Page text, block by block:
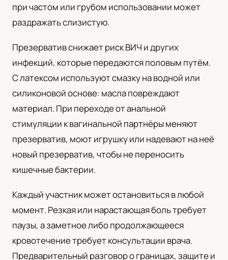
при частом или грубом использовании может
раздражать слизистую.
Презерватив снижает риск ВИЧ и других
инфекций, которые передаются половым путём.
С латексом используют смазку на водной или
силиконовой основе: масла повреждают
материал. При переходе от анальной
стимуляции к вагинальной партнёры меняют
презерватив, моют игрушку или надевают на неё
новый презерватив, чтобы не переносить
кишечные бактерии.
Каждый участник может остановиться в любой
момент. Резкая или нарастающая боль требует
паузы, а заметное либо продолжающееся
кровотечение требует консультации врача.
Предварительный разговор о границах, защите и